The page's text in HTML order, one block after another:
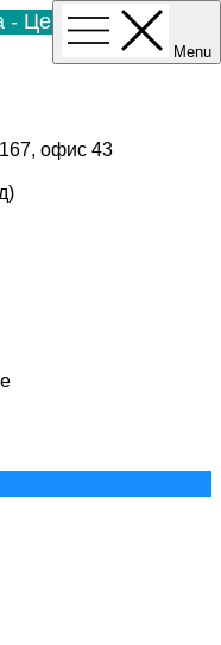
- Цена №1
офис 43
Menu